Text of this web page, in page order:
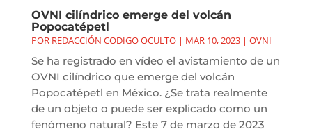
OVNI cilíndrico emerge del volcán
Popocatépetl
POR REDACCIÓN CODIGO OCULTO| MAR 10, 2023| OVNI
Se ha registrado en vídeo el avistamiento de un
OVNI cilíndrico que emerge del volcán
Popocatépetl en México. ¿Se trata realmente
de un objeto o puede ser explicado como un
fenómeno natural? Este 7 de marzo de 2023